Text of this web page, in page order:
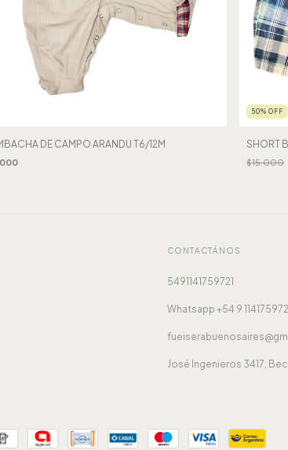
DE CAMPO ARANDU T6/12M
50%OFF
SHORT
$15.000
CONTACTÁNOS
5491141759721
Whatsapp +54 9
José Ingenieros 3417,